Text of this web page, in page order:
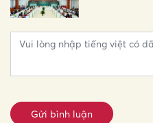
Gửi bình luận